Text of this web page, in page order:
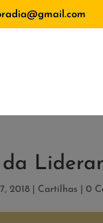
2018 Cartilhas |0